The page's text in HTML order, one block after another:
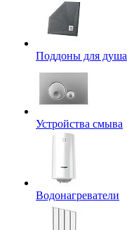
Поддоны для душа
Устройства смыва
Водонагреватели